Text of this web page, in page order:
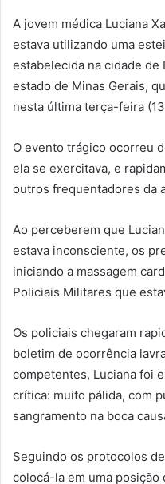
A jovem médica Luciana
estava utilizando uma
estabelecida na cidade
estado de Minas Gerais,
nesta última terça-feira
O evento trágico ocorreu
ela se exercitava, e
outros frequentadores da
Ao perceberem que
estava inconsciente, os
iniciando a massagem
Policiais Militares que
Os policiais chegaram
boletim de ocorrência
competentes, Luciana foi
crítica: muito pálida, com
sangramento na boca
Seguindo os protocolos
colocá-la em uma